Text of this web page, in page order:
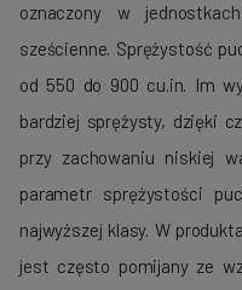
oznaczony w
sześcienne. Sprężystość
od 550 do 900 cu.in. Im
bardziej sprężysty, dzięki
przy zachowaniu niskiej
parametr sprężystości
najwyższej klasy. W
jest często pomijany ze